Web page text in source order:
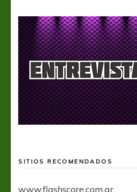
SITIOS RECOMENDADOS
www.flashscore.com.ar